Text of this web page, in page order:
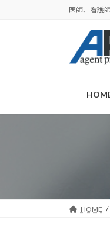
医師、看護
HOME